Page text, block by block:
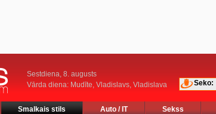
Sestdiena, 8. augusts
Vārda diena: Mudīte, Vladislavs, Vladislava
Seko:
Smalkais stils Auto / IT Sekss